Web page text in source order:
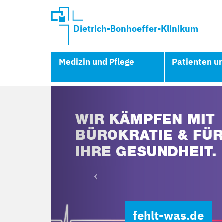
Dietrich-Bonhoeffer-Klinikum
Medizin und Pflege Patienten
fehlt-was.de